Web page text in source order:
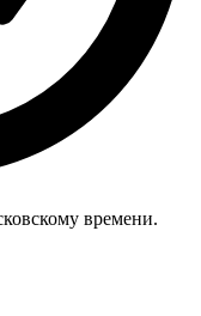
времени.